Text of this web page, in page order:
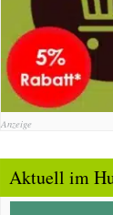
Anzeige
Aktuell im